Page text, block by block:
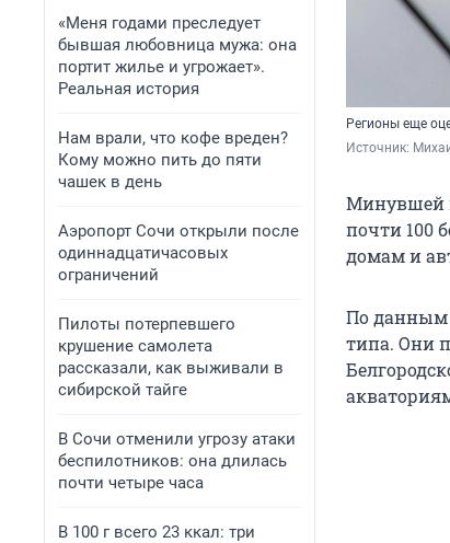
«Меня годами преследует
бывшая любовница мужа: она
портит жилье и угрожает».
Реальная история
Нам врали, что кофе вреден?
Кому можно пить до пяти
чашек в день
Аэропорт Сочи открыли после
одиннадцатичасовых
ограничений
Пилоты потерпевшего
крушение самолета
рассказали, как выживали в
сибирской тайге
В Сочи отменили угрозу атаки
беспилотников: она длилась
почти четыре часа
В 100 г всего 23 ккал: три
Регионы еще
Источник:
Минувшей
почти 100
домам и
По данным
типа. Они